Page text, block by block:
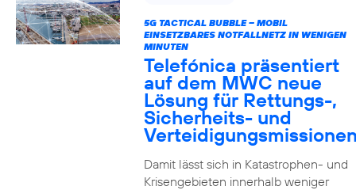
5G TACTICAL BUBBLE – MOBIL
EINSETZBARES NOTFALLNETZ IN WENIGEN
MINUTEN
Telefónica präsentiert
auf dem MWC neue
Lösung für Rettungs-,
Sicherheits- und
Damit lässt sich in Katastrophen- und
Krisengebieten innerhalb weniger